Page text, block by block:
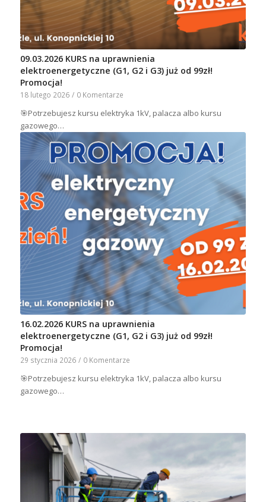
09.03.2026 KURS na uprawnienia
elektroenergetyczne (G1, G2 i G3) już od 99zł!
Promocja!
18 lutego 2026 / 0 Komentarze
🎯Potrzebujesz kursu elektryka 1kV, palacza albo kursu
gazowego…
16.02.2026 KURS na uprawnienia
elektroenergetyczne (G1, G2 i G3) już od 99zł!
Promocja!
29 stycznia 2026 / 0 Komentarze
🎯Potrzebujesz kursu elektryka 1kV, palacza albo kursu
gazowego…